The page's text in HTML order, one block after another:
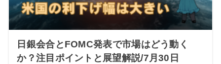
日銀会合とFOMC発表で市場はどう動く
か？注目ポイントと展望解説/7月30日